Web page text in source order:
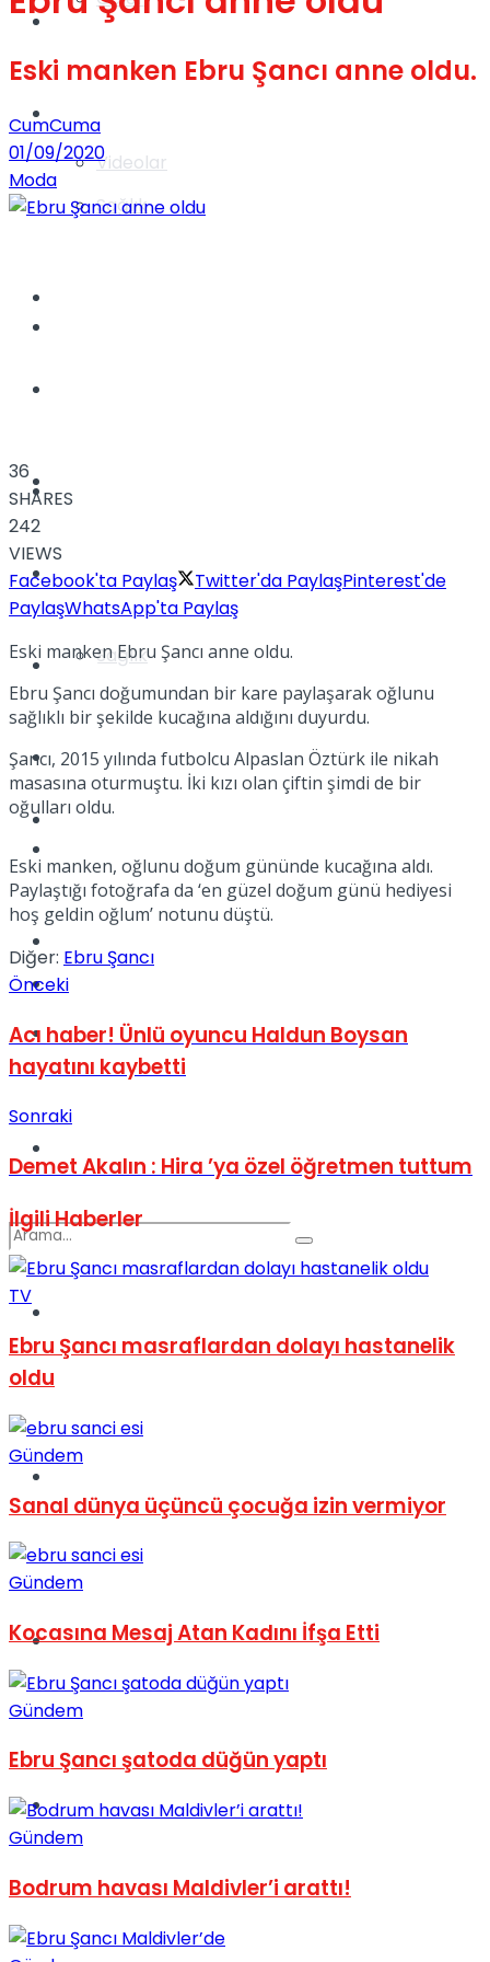
Videolar
Yaşam
Sağlık
TV
Kadınca
Sinema
Tatil
Gündem
Yaşam
Sağlık
Türkiye
Müzik
Sinema
Podcast
View All Result
Eski manken Ebru Şancı anne oldu.
CumCuma
01/09/2020
Moda
36
SHARES
242
VIEWS
Facebook'ta Paylaş
Twitter'da PaylaşPinterest'de
PaylaşWhatsApp'ta Paylaş
Eski manken Ebru Şancı anne oldu.
Ebru Şancı doğumundan bir kare paylaşarak oğlunu
sağlıklı bir şekilde kucağına aldığını duyurdu.
Şancı, 2015 yılında futbolcu Alpaslan Öztürk ile nikah
masasına oturmuştu. İki kızı olan çiftin şimdi de bir
oğulları oldu.
Eski manken, oğlunu doğum gününde kucağına aldı.
Paylaştığı fotoğrafa da ‘en güzel doğum günü hediyesi
hoş geldin oğlum’ notunu düştü.
Diğer: Ebru Şancı
Önceki
Acı haber! Ünlü oyuncu Haldun Boysan
hayatını kaybetti
Sonraki
Demet Akalın : Hira ’ya özel öğretmen tuttum
İlgiliHaberler
TV
Ebru Şancı masraflardan dolayı hastanelik
oldu
Gündem
Sanal dünya üçüncü çocuğa izin vermiyor
Gündem
Kocasına Mesaj Atan Kadını İfşa Etti
Gündem
Ebru Şancı şatoda düğün yaptı
Gündem
Bodrum havası Maldivler’i arattı!